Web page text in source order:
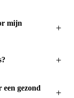
mijn
een gezond